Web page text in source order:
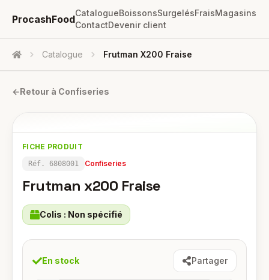
ProcashFood
CatalogueBoissonsSurgelésFraisMagasins
ContactDevenir client
Accueil Catalogue Frutman X200 Fraise
←Retour à Confiseries
FICHE PRODUIT
Réf. 6808001 Confiseries
Frutman x200 Fraise
Colis : Non spécifié
En stock Partager